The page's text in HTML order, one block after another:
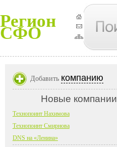
Регион
СФО
Добавить компанию
Новые компании
Технопоинт Нахимова
Технопоинт Смирнова
DNS на «Ленина»